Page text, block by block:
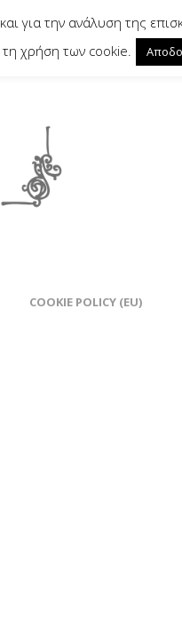
COOKIE POLICY (EU)
για την ανάλυση της
χρήση των cookie.